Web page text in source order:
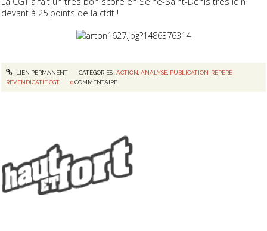
devant à 25 points de la cfdt !
LIEN PERMANENT CATÉGORIES :ACTION ANALYSE, PUBLICATION REPERE
REVENDICATIF CGT
0 COMMENTAIRE